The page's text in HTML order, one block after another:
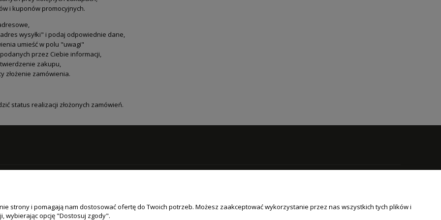
i kuponów promocyjnych.
wysyłki" i podaj odpowiednie dane,
umieść w polu "uwagi"
przez Ciebie informacji,
zakupu,
złożenie zamówienia.
status realizacji złożonych zamówień.
zamówienia
Jak kupować?
Logowanie
O nas
strony i pomagają nam dostosować ofertę do Twoich potrzeb. Możesz zaakceptować wykorzystanie przez nas wszystkich tych plików i
wybierając opcję "Dostosuj zgody".